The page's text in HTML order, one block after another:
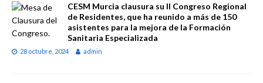
CESM Murcia clausura su II Congreso Regional
de Residentes, que ha reunido a más de 150
asistentes para la mejora de la Formación
Sanitaria Especializada
28 octubre, 2024 admin